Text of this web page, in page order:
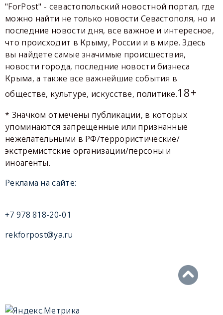
"ForPost" - севастопольский новостной портал, где
можно найти не только новости Севастополя, но и
последние новости дня, все важное и интересное,
что происходит в Крыму, России и в мире. Здесь
вы найдете самые значимые происшествия,
новости города, последние новости бизнеса
Крыма, а также все важнейшие события в
обществе, культуре, искусстве, политике.18+
* Значком отмечены публикации, в которых
упоминаются запрещенные или признанные
нежелательными в РФ/террористические/
экстремистские организации/персоны и
иноагенты.
Реклама на сайте:
+7 978 818-20-01
rekforpost@ya.ru